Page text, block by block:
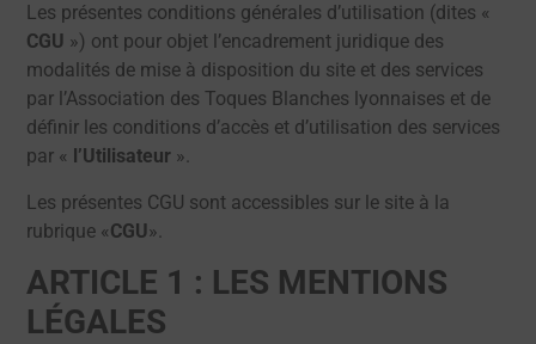
Les présentes conditions générales d’utilisation (dites «
CGU ») ont pour objet l’encadrement juridique des
modalités de mise à disposition du site et des services
par l’Association des Toques Blanches lyonnaises et de
définir les conditions d’accès et d’utilisation des services
par « l’Utilisateur ».
Les présentes CGU sont accessibles sur le site à la
rubrique «CGU».
ARTICLE 1 : LES MENTIONS
LÉGALES